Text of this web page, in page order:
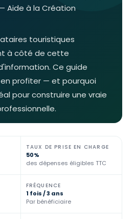
— Aide à la Création
touristiques
à côté de cette
Ce guide
profiter — et pourquoi
pour construire une vraie
TAUX DE PRISE EN CHARGE
50%
des dépenses éligibles TTC
FRÉQUENCE
1 fois / 3 ans
Par bénéficiaire